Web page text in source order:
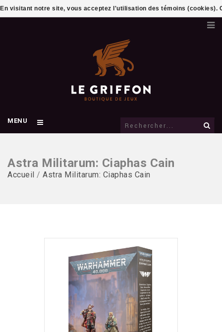
MENU
Astra Militarum: Ciaphas Cain
Accueil / Astra Militarum: Ciaphas Cain
En visitant notre site, vous acceptez l'utilisation des témoins